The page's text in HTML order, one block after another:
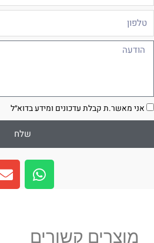
אני מאשר.ת קבלת עדכונים ומידע בדוא״ל
שלח
W
h
a
E
n
v
מוצרים קשורים